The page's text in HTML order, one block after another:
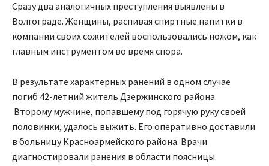
Сразу два аналогичных преступления выявлены в
Волгограде. Женщины, распивая спиртные напитки в
компании своих сожителей воспользовались ножом, как
главным инструментом во время спора.
В результате характерных ранений в одном случае
погиб 42-летний житель Дзержинского района.
Второму мужчине, попавшему под горячую руку своей
половинки, удалось выжить. Его оперативно доставили
в больницу Красноармейского района. Врачи
диагностировали ранения в области поясницы.